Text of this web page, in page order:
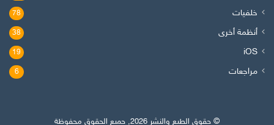
خلفيات 78
أنظمة أخرى 38
iOS
19
مراجعات 6
© حقوق الطبع والنشر 2026, جميع الحقوق محفوظة